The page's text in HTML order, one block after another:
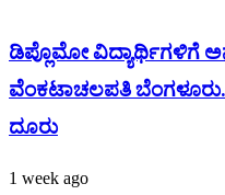
ಡಿಪ್ಲೊಮೋ ವಿದ್ಯಾರ್ಥಿಗಳಿಗೆ
ವೆಂಕಟಾಚಲಪತಿ ಬೆಂಗಳೂರು.
ದೂರು
1 week ago